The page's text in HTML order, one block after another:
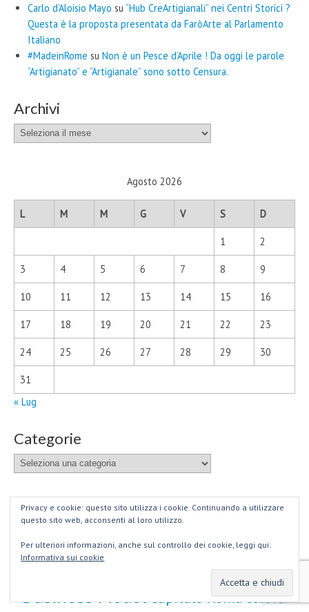
Carlo d'Aloisio Mayo su “Hub CreArtigianali” nei Centri Storici ?
Questa è la proposta presentata da FaròArte al Parlamento
Italiano
#MadeinRome su Non è un Pesce d’Aprile ! Da oggi le parole
“Artigianato” e “Artigianale” sono sotto Censura.
Archivi
Archivi
Agosto 2026
L M M G V S D
1 2
3 4 5 6 7 8 9
10 11 12 13 14 15 16
17 18 19 20 21 22 23
24 25 26 27 28 29 30
31
« Lug
Categorie
Categorie
Tag Categorie
Artistico
Botteghe Storiche
Business ModelCapitale RomaCCIAA di
Privacy e cookie: questo sito utilizza i cookie. Continuando a utilizzare
questo sito web, acconsenti al loro utilizzo.
Per ulteriori informazioni, anche sul controllo dei cookie, leggi qui:
Informativa sui cookie